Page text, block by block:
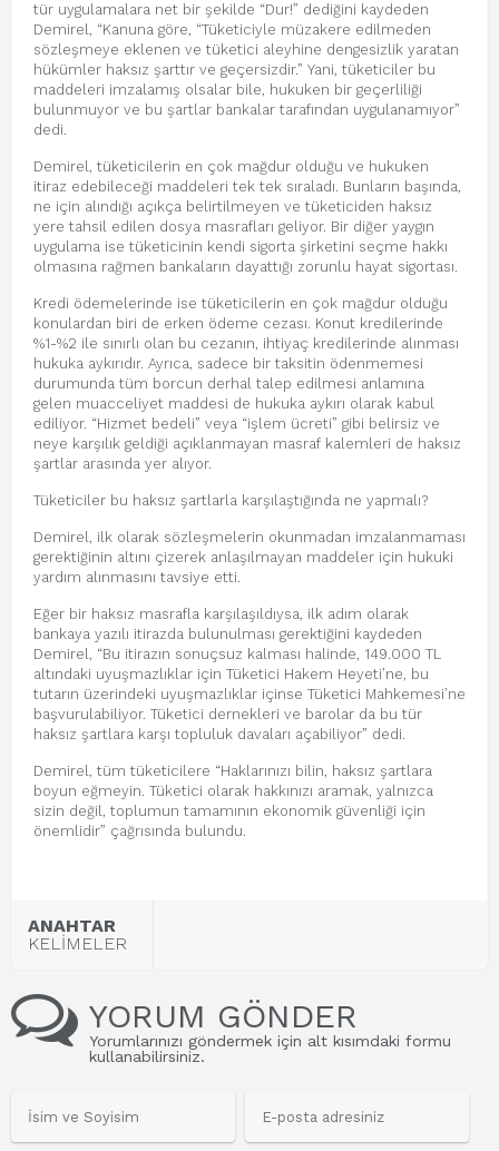
tür uygulamalara net bir şekilde “Dur!” dediğini kaydeden
Demirel, “Kanuna göre, “Tüketiciyle müzakere edilmeden
sözleşmeye eklenen ve tüketici aleyhine dengesizlik yaratan
hükümler haksız şarttır ve geçersizdir.” Yani, tüketiciler bu
maddeleri imzalamış olsalar bile, hukuken bir geçerliliği
bulunmuyor ve bu şartlar bankalar tarafından uygulanamıyor”
dedi.
Demirel, tüketicilerin en çok mağdur olduğu ve hukuken
itiraz edebileceği maddeleri tek tek sıraladı. Bunların başında,
ne için alındığı açıkça belirtilmeyen ve tüketiciden haksız
yere tahsil edilen dosya masrafları geliyor. Bir diğer yaygın
uygulama ise tüketicinin kendi sigorta şirketini seçme hakkı
olmasına rağmen bankaların dayattığı zorunlu hayat sigortası.
Kredi ödemelerinde ise tüketicilerin en çok mağdur olduğu
konulardan biri de erken ödeme cezası. Konut kredilerinde
%1-%2 ile sınırlı olan bu cezanın, ihtiyaç kredilerinde alınması
hukuka aykırıdır. Ayrıca, sadece bir taksitin ödenmemesi
durumunda tüm borcun derhal talep edilmesi anlamına
gelen muacceliyet maddesi de hukuka aykırı olarak kabul
ediliyor. “Hizmet bedeli” veya “işlem ücreti” gibi belirsiz ve
neye karşılık geldiği açıklanmayan masraf kalemleri de haksız
şartlar arasında yer alıyor.
Tüketiciler bu haksız şartlarla karşılaştığında ne yapmalı?
Demirel, ilk olarak sözleşmelerin okunmadan imzalanmaması
gerektiğinin altını çizerek anlaşılmayan maddeler için hukuki
yardım alınmasını tavsiye etti.
Eğer bir haksız masrafla karşılaşıldıysa, ilk adım olarak
bankaya yazılı itirazda bulunulması gerektiğini kaydeden
Demirel, “Bu itirazın sonuçsuz kalması halinde, 149.000 TL
altındaki uyuşmazlıklar için Tüketici Hakem Heyeti’ne, bu
tutarın üzerindeki uyuşmazlıklar içinse Tüketici Mahkemesi’ne
başvurulabiliyor. Tüketici dernekleri ve barolar da bu tür
haksız şartlara karşı topluluk davaları açabiliyor” dedi.
Demirel, tüm tüketicilere “Haklarınızı bilin, haksız şartlara
boyun eğmeyin. Tüketici olarak hakkınızı aramak, yalnızca
sizin değil, toplumun tamamının ekonomik güvenliği için
önemlidir” çağrısında bulundu.
ANAHTAR
KELİMELER
YORUM GÖNDER
Yorumlarınızı göndermek için alt kısımdaki formu
kullanabilirsiniz.